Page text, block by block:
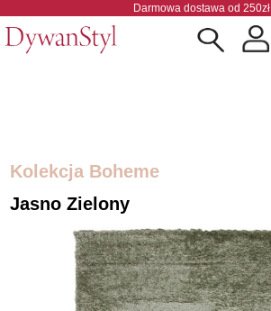
Darmowa dostawa od 250zł
Kolekcja Boheme
Jasno Zielony